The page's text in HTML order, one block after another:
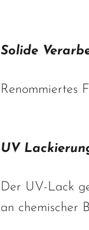
Solide
Renommiertes
UV
Der UV-Lack
an chemischer